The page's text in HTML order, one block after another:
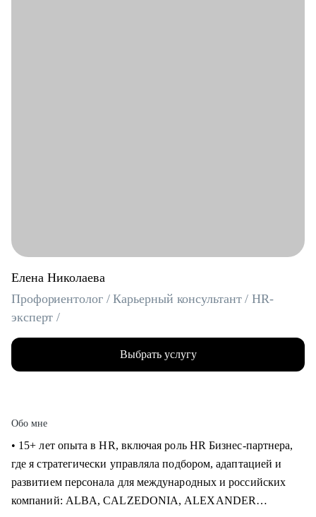
Елена Николаева
Профориентолог / Карьерный консультант / HR-
эксперт /
Выбрать услугу
Обо мне
• 15+ лет опыта в HR, включая роль HR Бизнес-партнера,
где я стратегически управляла подбором, адаптацией и
развитием персонала для международных и российских
компаний: ALBA, CALZEDONIA, ALEXANDER